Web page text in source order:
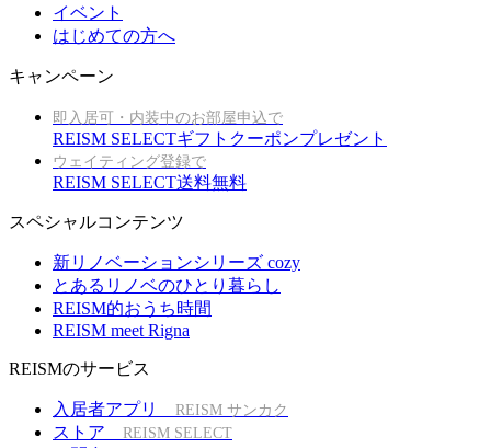
イベント
はじめての方へ
キャンペーン
即入居可・内装中のお部屋申込で
REISM SELECTギフトクーポンプレゼント
ウェイティング登録で
REISM SELECT送料無料
スペシャルコンテンツ
新リノベーションシリーズ cozy
とあるリノベのひとり暮らし
REISM的おうち時間
REISM meet Rigna
REISMのサービス
入居者アプリ REISM サンカク
ストア REISM SELECT